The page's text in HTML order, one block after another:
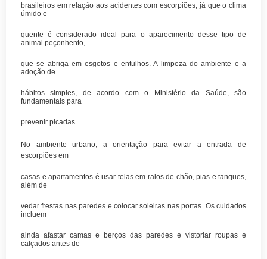
brasileiros em relação aos acidentes com escorpiões, já que o clima
úmido e
quente é considerado ideal para o aparecimento desse tipo de
animal peçonhento,
que se abriga em esgotos e entulhos. A limpeza do ambiente e a
adoção de
hábitos simples, de acordo com o Ministério da Saúde, são
fundamentais para
prevenir picadas.
No ambiente urbano, a orientação para evitar a entrada de
escorpiões em
casas e apartamentos é usar telas em ralos de chão, pias e tanques,
além de
vedar frestas nas paredes e colocar soleiras nas portas. Os cuidados
incluem
ainda afastar camas e berços das paredes e vistoriar roupas e
calçados antes de